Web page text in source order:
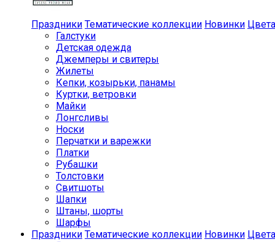
Праздники Тематические коллекции Новинки Цвета
Галстуки
Детская одежда
Джемперы и свитеры
Жилеты
Кепки, козырьки, панамы
Куртки, ветровки
Майки
Лонгсливы
Носки
Перчатки и варежки
Платки
Рубашки
Толстовки
Свитшоты
Шапки
Штаны, шорты
Шарфы
Праздники Тематические коллекции Новинки Цвета